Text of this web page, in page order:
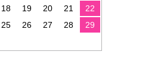
18 19 20 21
22
25 26 27 28
29